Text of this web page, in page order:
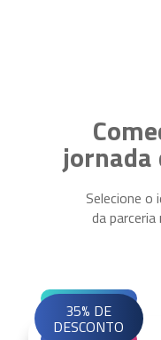
jornada
Selecione o
da
35% DE
DESCONTO